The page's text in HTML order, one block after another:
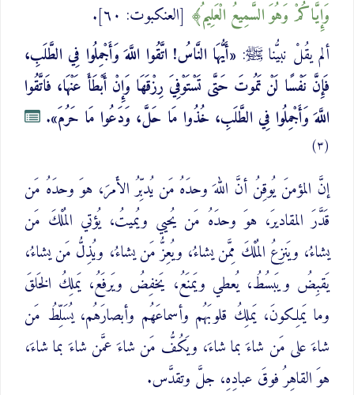
وَإِيَّاكُمْ وَهُوَ السَّمِيعُ الْعَلِيمُ
[العنكبوت: ٦٠].
ألم يقُلْ نبيُّنا ﷺ: «أَيُّهَا النَّاسُ! اتَّقُوا اللَّهَ وَأَجْمِلُوا فِي الطَّلَبِ،
فَإِنَّ نَفْسًا لَنْ تَمُوتَ حَتَّى تَسْتَوْفِيَ رِزْقَهَا وَإِنْ أَبْطَأَ عَنْهَا، فَاتَّقُوا
اللَّهَ وَأَجْمِلُوا فِي الطَّلَبِ، خُذُوا مَا حَلَّ، وَدَعُوا مَا حَرُمَ».
(٣)
إنَّ المؤمنَ يُوقِنُ أنَّ اللهَ وحدَهُ مَن يُدبِّرُ الأَمرَ، هوَ وحدَهُ مَن
قَدَّرَ المقاديرَ، هوَ وحدَهُ مَن يُحيي ويُميتُ، يُؤتي المُلْكَ مَن
يشاءُ، ويَنزِعُ المُلْكَ مِمَّن يشاءُ، ويُعِزُّ مَن يشاءُ، ويُذِلُّ مَن يشاءُ،
يَقبِضُ ويَبسُطُ، يُعطي ويَمنَعُ، يَخفِضُ ويَرفَعُ، يَملِكُ الخَلقَ
وما يَملِكونَ، يَملِكُ قلوبَهُم وأسماعَهُم وأبصارَهُم، يُسَلِّطُ مَن
شاءَ على مَن شاءَ بما شاءَ، ويَكُفُّ مَن شاءَ عمَّن شاءَ بما شاءَ،
هوَ القاهِرُ فوقَ عبادِهِ، جلَّ وتقدَّس.